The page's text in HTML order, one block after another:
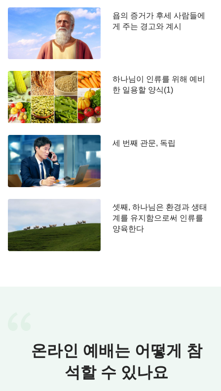
경외하고 경배하는 사람들을 봐서 인류를 용서하고
관용을 베푸는 결정을 내리거나 그들을 인도하는 사
역을 할 수도 있었다. 하나님은 사람의 의로운 행동
을 중히 여기고, 그를 경배하는 사람을 귀히 여기며,
태초부터 지금까지, 너희는 하나님이 어떤 사람에
게 진리를 교제하거나 하나님의 도에 대해 얘기해 주
는 것을 성경에서 본 적이 있느냐? 없을 것이다. 우리
가 본 하나님의 말씀은 사람에게 무엇을 하라고 알려
주는 것뿐이었다. 누군가는 그대로 하고 누군가는 하
지 않았으며, 누군가는 그 말씀을 믿었고 누군가는
믿지 않았다. 이것이 다였다. 그러므로 그 시대의 의
인, 즉 하나님 눈의 의인은 그저 그의 말씀을 듣고, 그
의 명령대로 따르는 사람이었다. 그들은 사람들 속에
서 하나님의 말씀을 집행하는 종이었다. 그러한 사람
을 하나님을 아는 자라고 할 수 있겠느냐? 하나님에
의해 온전케 된 자라고 할 수 있겠느냐? 그럴 수 없
의 종’이라 칭하였다. 즉, 그 시대의 의인들이 하나님
께는 자신의 종, 땅에서 하나님을 섬기는 사람으로
보였던 것이다. 하나님은 그 호칭을 어떻게 생각했겠
느냐? 왜 그렇게 불렀겠느냐? 사람에게 어떤 호칭을
욥의 증거가 후세 사람들에
게 주는 경고와 계시
하나님이 인류를 위해 예비
한 일용할 양식(1)
세 번째 관문, 독립
셋째, 하나님은 환경과 생태
계를 유지함으로써 인류를
양육한다
온라인 예배는 어떻게 참
석할 수 있나요